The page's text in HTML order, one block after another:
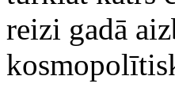
reizi gadā